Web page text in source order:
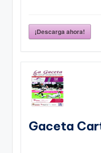
¡Descarga ahora!
Gaceta